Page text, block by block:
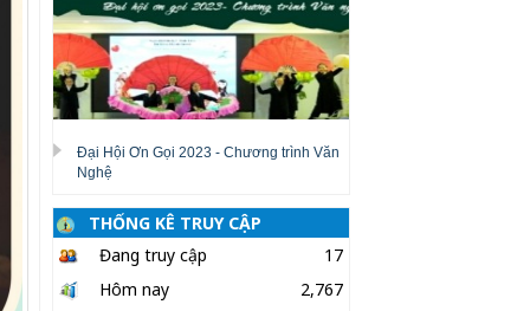
Đại Hội Ơn Gọi 2023 - Chương trình Văn
Nghệ
THỐNG KÊ TRUY CẬP
Đang truy cập
17
Hôm nay
2,767